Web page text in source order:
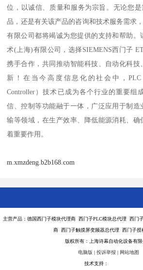
位，以诚信、质量和服务为宗旨。无论您
品，还是有关该产品的咨询和技术服务需求
有限公司都将竭诚为您提供的支持和帮助。
术(上海)有限公司，选择SIEMENS西门子
携手合作，共同推动智能科技、自动化科技
新！在当今高度信息化的社会中，PLC
Controller）技术已成为各个行业的重要组
信、控制等功能融于一体，广泛应用于制造
输等领域，在生产效率、降低能源消耗、确
着重要作用。
m.xmzdeng.b2b168.com
主营产品：德国西门子模块代理商 西门子PLC模块总代理 西门
商 西门子触摸屏变频器总代理 西门子授
版权所有：上海诗幕自动化设备有限
电脑版 | 投诉举报 | 网站地图
技术支持：